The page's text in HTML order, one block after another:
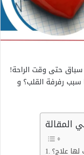
حتى وقت الراحة!
رفرفة القلب؟ و
المقالة